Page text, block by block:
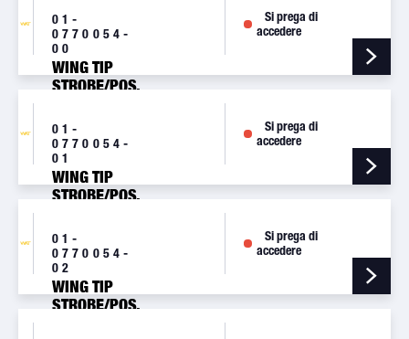
SHIELDED
[A650D]
01-
0770054-
00
WING TIP
STROBE/POS.
14V
[A650PG1]
Si prega di
accedere
01-
0770054-
01
WING TIP
STROBE/POS.
28V
[A650PG2]
Si prega di
accedere
01-
0770054-
02
WING TIP
STROBE/POS.
Si prega di
accedere